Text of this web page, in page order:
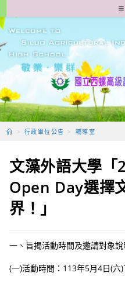
轉
至
要
容
> 行政單位公告 > 輔導室
文藻外語大學
Open Day選擇
界！」
一、旨揭活動時間及邀請對象說
(一)活動時間：113年5月4日(六